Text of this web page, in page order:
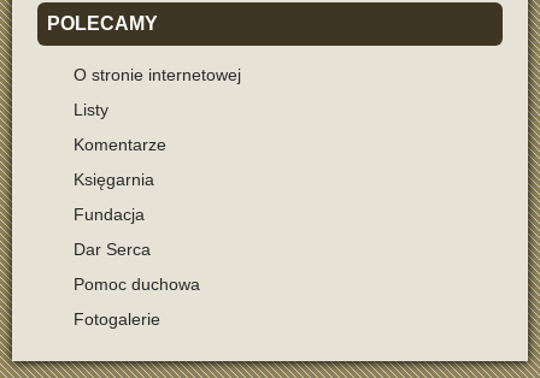
POLECAMY
O stronie internetowej
Listy
Komentarze
Księgarnia
Fundacja
Dar Serca
Pomoc duchowa
Fotogalerie